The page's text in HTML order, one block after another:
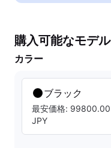
購入可能なモデル
カラー
ブラック
最安価格: 99800.00
JPY